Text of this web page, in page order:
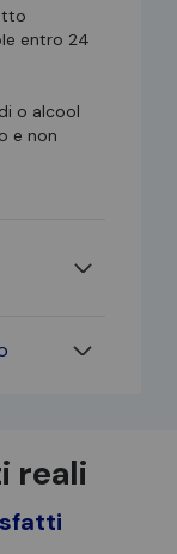
entro 24
o alcool
e non
il
reali